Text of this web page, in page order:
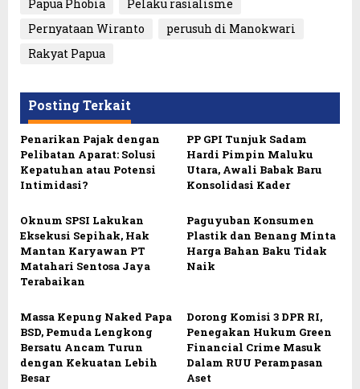
Papua Phobia
Pelaku rasialisme
Pernyataan Wiranto
perusuh di Manokwari
Rakyat Papua
Posting Terkait
Penarikan Pajak dengan
Pelibatan Aparat: Solusi
Kepatuhan atau Potensi
Intimidasi?
PP GPI Tunjuk Sadam
Hardi Pimpin Maluku
Utara, Awali Babak Baru
Konsolidasi Kader
Oknum SPSI Lakukan
Eksekusi Sepihak, Hak
Mantan Karyawan PT
Matahari Sentosa Jaya
Terabaikan
Paguyuban Konsumen
Plastik dan Benang Minta
Harga Bahan Baku Tidak
Naik
Massa Kepung Naked Papa
BSD, Pemuda Lengkong
Bersatu Ancam Turun
dengan Kekuatan Lebih
Besar
Dorong Komisi 3 DPR RI,
Penegakan Hukum Green
Financial Crime Masuk
Dalam RUU Perampasan
Aset